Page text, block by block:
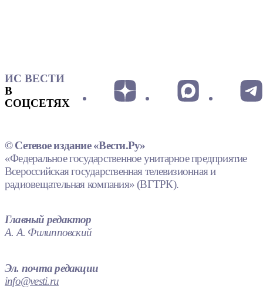
ИС ВЕСТИ
В
СОЦСЕТЯХ
© Сетевое издание «Вести.Ру»
«Федеральное государственное унитарное предприятие
Всероссийская государственная телевизионная и
радиовещательная компания» (ВГТРК).
Главный редактор
А. А. Филипповский
Эл. почта редакции
info@vesti.ru